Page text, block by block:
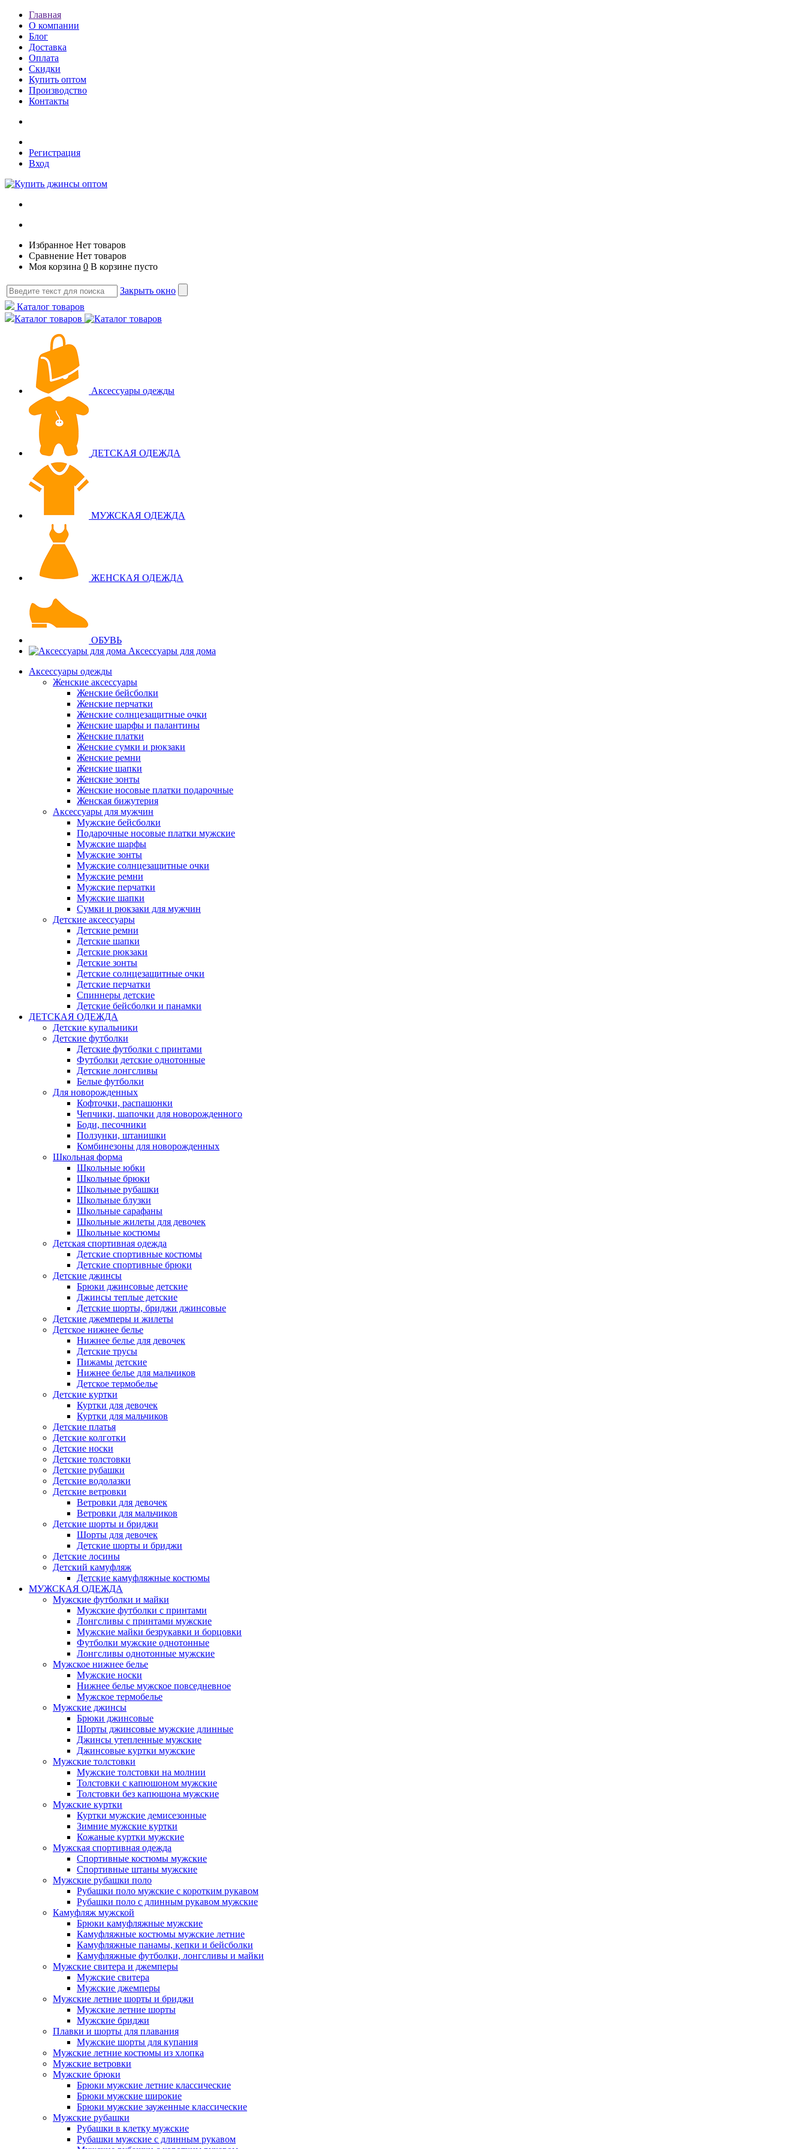
Главная
О компании
Блог
Доставка
Оплата
Скидки
Купить оптом
Производство
Контакты
Регистрация
Вход
Избранное Нет товаров
Сравнение Нет товаров
Моя корзина 0 В корзине пусто
Закрыть окно
Каталог товаров
Каталог товаров
Аксессуары одежды
ДЕТСКАЯ ОДЕЖДА
МУЖСКАЯ ОДЕЖДА
ЖЕНСКАЯ ОДЕЖДА
ОБУВЬ
Аксессуары для дома
Аксессуары одежды
Женские аксессуары
Женские бейсболки
Женские перчатки
Женские солнцезащитные очки
Женские шарфы и палантины
Женские платки
Женские сумки и рюкзаки
Женские ремни
Женские шапки
Женские зонты
Женские носовые платки подарочные
Женская бижутерия
Аксессуары для мужчин
Мужские бейсболки
Подарочные носовые платки мужские
Мужские шарфы
Мужские зонты
Мужские солнцезащитные очки
Мужские ремни
Мужские перчатки
Мужские шапки
Сумки и рюкзаки для мужчин
Детские аксессуары
Детские ремни
Детские шапки
Детские рюкзаки
Детские зонты
Детские солнцезащитные очки
Детские перчатки
Спиннеры детские
Детские бейсболки и панамки
ДЕТСКАЯ ОДЕЖДА
Детские купальники
Детские футболки
Детские футболки с принтами
Футболки детские однотонные
Детские лонгсливы
Белые футболки
Для новорожденных
Кофточки, распашонки
Чепчики, шапочки для новорожденного
Боди, песочники
Ползунки, штанишки
Комбинезоны для новорожденных
Школьная форма
Школьные юбки
Школьные брюки
Школьные рубашки
Школьные блузки
Школьные сарафаны
Школьные жилеты для девочек
Школьные костюмы
Детская спортивная одежда
Детские спортивные костюмы
Детские спортивные брюки
Детские джинсы
Брюки джинсовые детские
Джинсы теплые детские
Детские шорты, бриджи джинсовые
Детские джемперы и жилеты
Детское нижнее белье
Нижнее белье для девочек
Детские трусы
Пижамы детские
Нижнее белье для мальчиков
Детское термобелье
Детские куртки
Куртки для девочек
Куртки для мальчиков
Детские платья
Детские колготки
Детские носки
Детские толстовки
Детские рубашки
Детские водолазки
Детские ветровки
Ветровки для девочек
Ветровки для мальчиков
Детские шорты и бриджи
Шорты для девочек
Детские шорты и бриджи
Детские лосины
Детский камуфляж
Детские камуфляжные костюмы
МУЖСКАЯ ОДЕЖДА
Мужские футболки и майки
Мужские футболки с принтами
Лонгсливы с принтами мужские
Мужские майки безрукавки и борцовки
Футболки мужские однотонные
Лонгсливы однотонные мужские
Мужское нижнее белье
Мужские носки
Нижнее белье мужское повседневное
Мужское термобелье
Мужские джинсы
Брюки джинсовые
Шорты джинсовые мужские длинные
Джинсы утепленные мужские
Джинсовые куртки мужские
Мужские толстовки
Мужские толстовки на молнии
Толстовки с капюшоном мужские
Толстовки без капюшона мужские
Мужские куртки
Куртки мужские демисезонные
Зимние мужские куртки
Кожаные куртки мужские
Мужская спортивная одежда
Спортивные костюмы мужские
Спортивные штаны мужские
Мужские рубашки поло
Рубашки поло мужские с коротким рукавом
Рубашки поло с длинным рукавом мужские
Камуфляж мужской
Брюки камуфляжные мужские
Камуфляжные костюмы мужские летние
Камуфляжные панамы, кепки и бейсболки
Камуфляжные футболки, лонгсливы и майки
Мужские свитера и джемперы
Мужские свитера
Мужские джемперы
Мужские летние шорты и бриджи
Мужские летние шорты
Мужские бриджи
Плавки и шорты для плавания
Мужские шорты для купания
Мужские летние костюмы из хлопка
Мужские ветровки
Мужские брюки
Брюки мужские летние классические
Брюки мужские широкие
Брюки мужские зауженные классические
Мужские рубашки
Рубашки в клетку мужские
Рубашки мужские с длинным рукавом